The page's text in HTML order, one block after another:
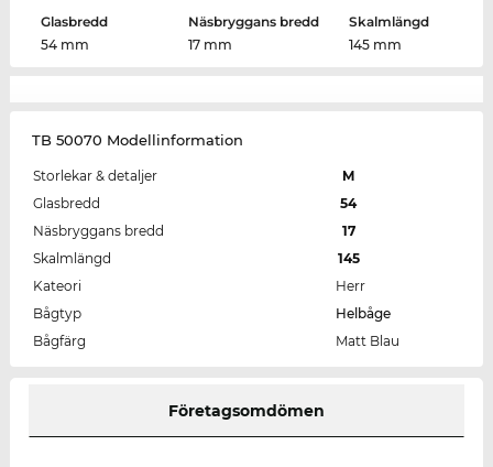
Glasbredd
54 mm
Näsbryggans bredd
17 mm
Skalmlängd
145 mm
TB 50070 Modellinformation
Storlekar & detaljer
M
Glasbredd
54
Näsbryggans bredd
17
Skalmlängd
145
Kateori
Herr
Bågtyp
Helbåge
Bågfärg
Matt Blau
Företagsomdömen